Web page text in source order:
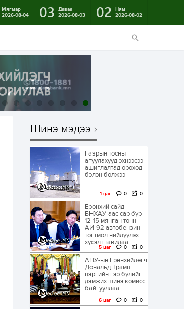
Мягмар
2026-08-04
03
Даваа
2026-08-03
02
Ням
2026-08-02
Шинэ мэдээ
Газрын тосны
агуулахууд эхнээсээ
ашиглалтад ороход
бэлэн болжээ
1 цаг 0 0
Ерөнхий сайд
БНХАУ-аас сар бүр
12-15 мянган тонн
АИ-92 автобензин
тогтмол нийлүүлэх
хүсэлт тавилаа
5 цаг 0 0
АНУ-ын Ерөнхийлөгч
Дональд Трамп
цэргийн гэр бүлийг
дэмжих шинэ комисс
байгууллаа
6 цаг 0 0